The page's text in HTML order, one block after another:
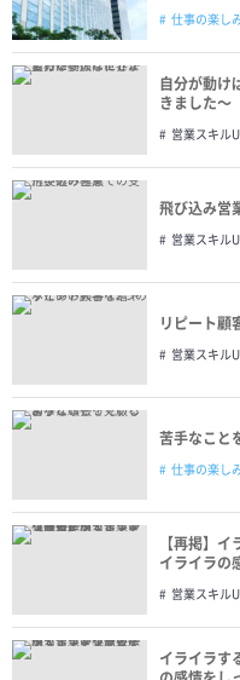
仕事の楽し
自分が動け
きました〜
営業スキル
飛び込み営
営業スキル
リピート顧
営業スキル
苦手なこと
仕事の楽し
【再掲】
イライラの
営業スキル
イライラす